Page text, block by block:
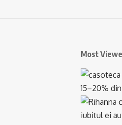
Most
15–20%
iubitul ei